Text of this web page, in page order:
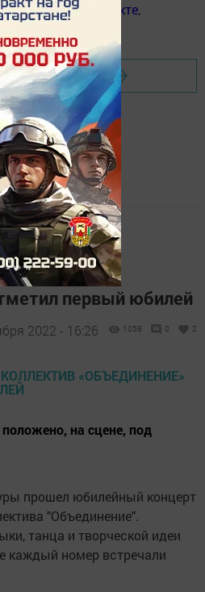
вТелеграм,Вконтакте,
новости
коллектив
первый юбилей
2022 - 16:26 1058 0 2
на сцене, под
прошел юбилейный концерт
"Объединение".
танца и творческой идеи
каждый номер встречали